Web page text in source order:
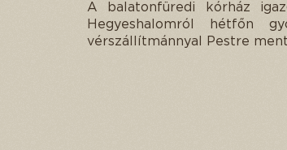
A balatonfüredi kórház
Hegyeshalomról hétfőn
vérszállítmánnyal Pestre